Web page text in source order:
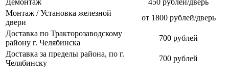
Монтаж / Установка железной
двери
от 1800 рублей/дверь
Доставка по Тракторозаводскому
району г. Челябинска
700 рублей
Доставка за пределы района, по г.
Челябинску
700 рублей